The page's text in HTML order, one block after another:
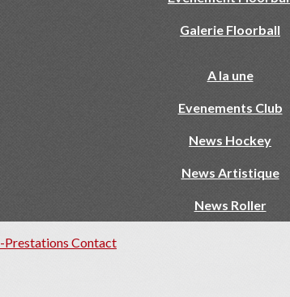
Galerie Floorball
A la une
Evenements Club
News Hockey
News Artistique
News Roller
Prestations Contact